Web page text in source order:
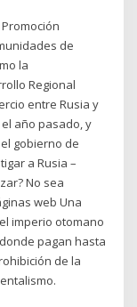
de
la
Regional
entre Rusia y
el año pasado, y
gobierno de
a Rusia –
No sea
web Una
imperio otomano
pagan hasta
de la